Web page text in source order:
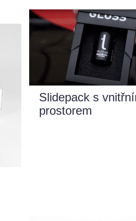
Slidepack s
prostorem